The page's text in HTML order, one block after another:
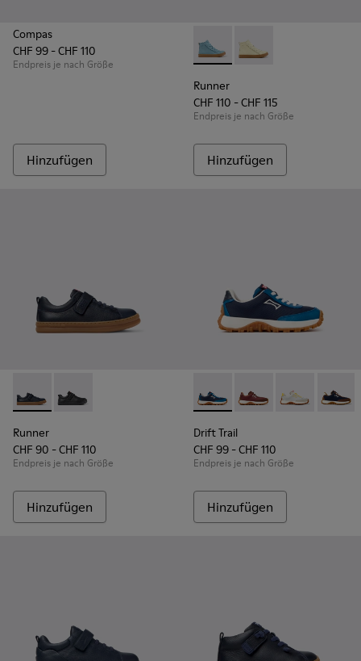
Compas
CHF 99 - CHF 110
Endpreis je nach Größe
Hinzufügen
Runner - K900421-001 -
Runner - K900421-
Runner
CHF 110 - CHF 115
Endpreis je nach Größe
Hinzufügen
Runner - K800319-006 - Blaue Sneaker aus Leder und
Runner - K800319-001
Runner
CHF 90 - CHF 110
Endpreis je nach Größe
Hinzufügen
Drift Trail - K800548-032 -
Drift Trail - K800548-
Drift Trail -
Drift
Drift Trail
CHF 99 - CHF 110
Endpreis je nach Größe
Hinzufügen